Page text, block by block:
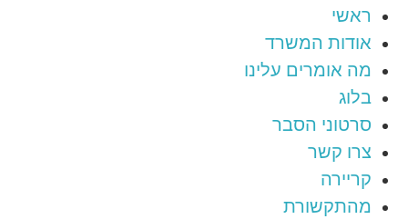
ראשי
אודות המשרד
מה אומרים עלינו
בלוג
סרטוני הסבר
צרו קשר
קריירה
מהתקשורת